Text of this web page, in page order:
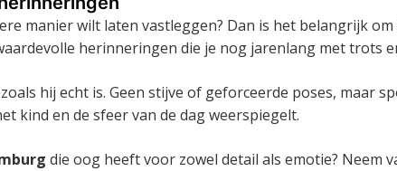
manier wilt laten vastleggen? Dan is het belangrijk
herinneringen die je nog jarenlang met trots
hij echt is. Geen stijve of geforceerde poses, maar
kind en de sfeer van de dag weerspiegelt.
die oog heeft voor zowel detail als emotie? Neem